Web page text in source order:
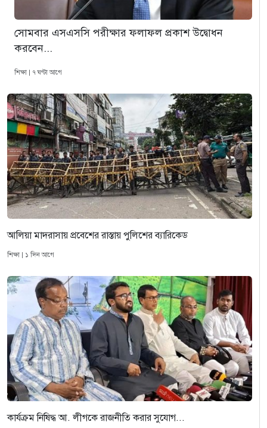
সোমবার এসএসসি পরীক্ষার ফলাফল প্রকাশ উদ্বোধন
করবেন...
শিক্ষা | ৭ ঘণ্টা আগে
আলিয়া মাদরাসায় প্রবেশের রাস্তায় পুলিশের ব্যারিকেড
শিক্ষা | ১ দিন আগে
কার্যক্রম নিষিদ্ধ আ. লীগকে রাজনীতি করার সুযোগ...